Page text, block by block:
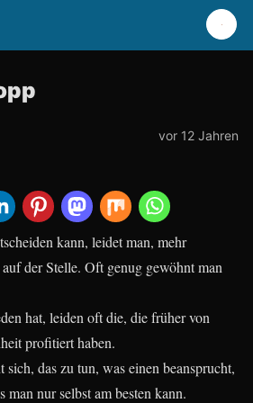
vor 12 Jahren
kann, leidet man, mehr
der Stelle. Oft genug gewöhnt man
hat, leiden oft die, die früher von
profitiert haben.
sich, das zu tun, was einen beansprucht,
nur selbst am besten kann.